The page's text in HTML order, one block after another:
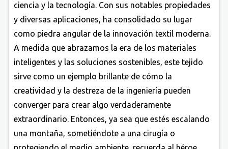
ciencia y la tecnología. Con sus notables propiedades
y diversas aplicaciones, ha consolidado su lugar
como piedra angular de la innovación textil moderna.
A medida que abrazamos la era de los materiales
inteligentes y las soluciones sostenibles, este tejido
sirve como un ejemplo brillante de cómo la
creatividad y la destreza de la ingeniería pueden
converger para crear algo verdaderamente
extraordinario. Entonces, ya sea que estés escalando
una montaña, sometiéndote a una cirugía o